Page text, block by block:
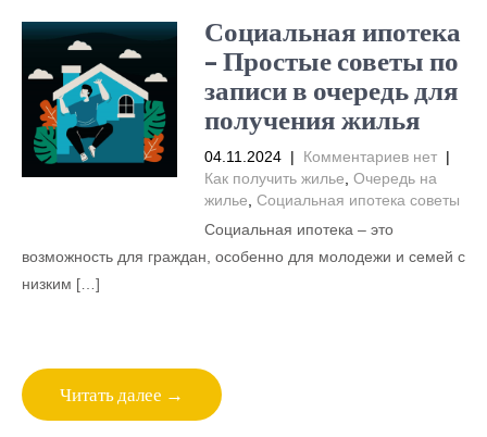
Социальная ипотека
– Простые советы по
записи в очередь для
получения жилья
04.11.2024 | Комментариев нет |
Как получить жилье Очередь на
жилье Социальная ипотека советы
Социальная ипотека – это
возможность для граждан, особенно для молодежи и семей с
низким […]
Читать далее →